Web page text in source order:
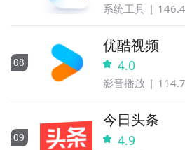
系统工具
08
优酷视频
4.0
影音播放
09
今日头条
4.9